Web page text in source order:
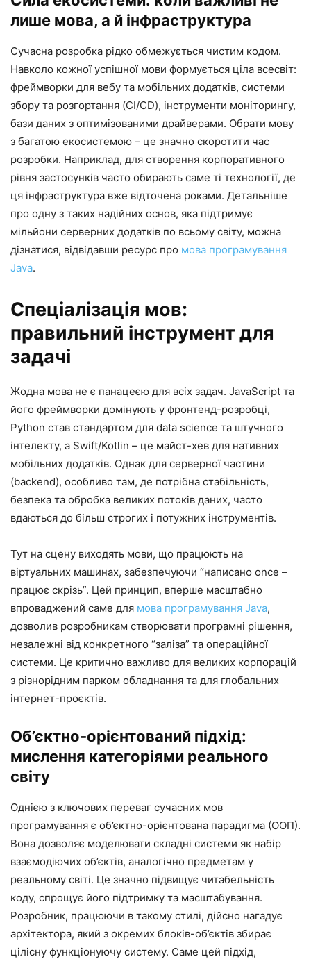
лише мова, а й інфраструктура
Сучасна розробка рідко обмежується чистим кодом.
Навколо кожної успішної мови формується ціла всесвіт:
фреймворки для вебу та мобільних додатків, системи
збору та розгортання (CI/CD), інструменти моніторингу,
бази даних з оптимізованими драйверами. Обрати мову
з багатою екосистемою – це значно скоротити час
розробки. Наприклад, для створення корпоративного
рівня застосунків часто обирають саме ті технології, де
ця інфраструктура вже відточена роками. Детальніше
про одну з таких надійних основ, яка підтримує
мільйони серверних додатків по всьому світу, можна
дізнатися, відвідавши ресурс про мова програмування
Java.
Спеціалізація мов:
правильний інструмент для
задачі
Жодна мова не є панацеєю для всіх задач. JavaScript та
його фреймворки домінують у фронтенд-розробці,
Python став стандартом для data science та штучного
інтелекту, а Swift/Kotlin – це майст-хев для нативних
мобільних додатків. Однак для серверної частини
(backend), особливо там, де потрібна стабільність,
безпека та обробка великих потоків даних, часто
вдаються до більш строгих і потужних інструментів.
Тут на сцену виходять мови, що працюють на
віртуальних машинах, забезпечуючи “написано once –
працює скрізь”. Цей принцип, вперше масштабно
впроваджений саме для мова програмування Java,
дозволив розробникам створювати програмні рішення,
незалежні від конкретного “заліза” та операційної
системи. Це критично важливо для великих корпорацій
з різнорідним парком обладнання та для глобальних
інтернет-проєктів.
Об’єктно-орієнтований підхід:
мислення категоріями реального
світу
Однією з ключових переваг сучасних мов
програмування є об’єктно-орієнтована парадигма (ООП).
Вона дозволяє моделювати складні системи як набір
взаємодіючих об’єктів, аналогічно предметам у
реальному світі. Це значно підвищує читабельність
коду, спрощує його підтримку та масштабування.
Розробник, працюючи в такому стилі, дійсно нагадує
архітектора, який з окремих блоків-об’єктів збирає
цілісну функціонуючу систему. Саме цей підхід,